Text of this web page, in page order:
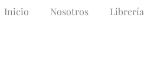
Inicio Nosotros Librería